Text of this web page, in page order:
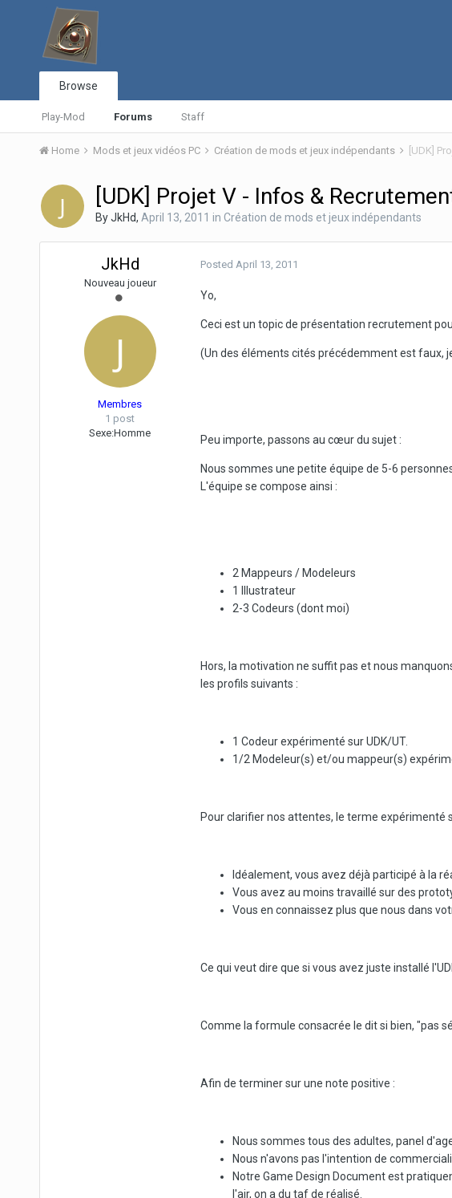
Browse
Play-Mod Forums Staff
Home Mods et jeux vidéos PC Création de mods et jeux indépendants [UDK]
[UDK] Projet V - Infos &
ByJkHd, April 13, 2011 in Création de mods et jeux indépendants
JkHd
Nouveau joueur
Membres
1 post
Sexe:Homme
Posted April 13, 2011
Yo,
Ceci est un topic de présentation recrutement
(Un des éléments cités précédemment est faux,
Peu importe, passons au cœur du sujet :
Nous sommes une petite équipe de 5-6
L'équipe se compose ainsi :
2 Mappeurs / Modeleurs
1 Illustrateur
2-3 Codeurs (dont moi)
Hors, la motivation ne suffit pas et nous
les profils suivants :
1 Codeur expérimenté sur UDK/UT.
1/2 Modeleur(s) et/ou mappeur(s)
Pour clarifier nos attentes, le terme expérimenté
Idéalement, vous avez déjà participé à la
Vous avez au moins travaillé sur des
Vous en connaissez plus que nous dans
Ce qui veut dire que si vous avez juste installé
Comme la formule consacrée le dit si bien, "pas
Afin de terminer sur une note positive :
Nous sommes tous des adultes, panel
Nous n'avons pas l'intention de
Notre Game Design Document est
l'air, on a du taf de réalisé.